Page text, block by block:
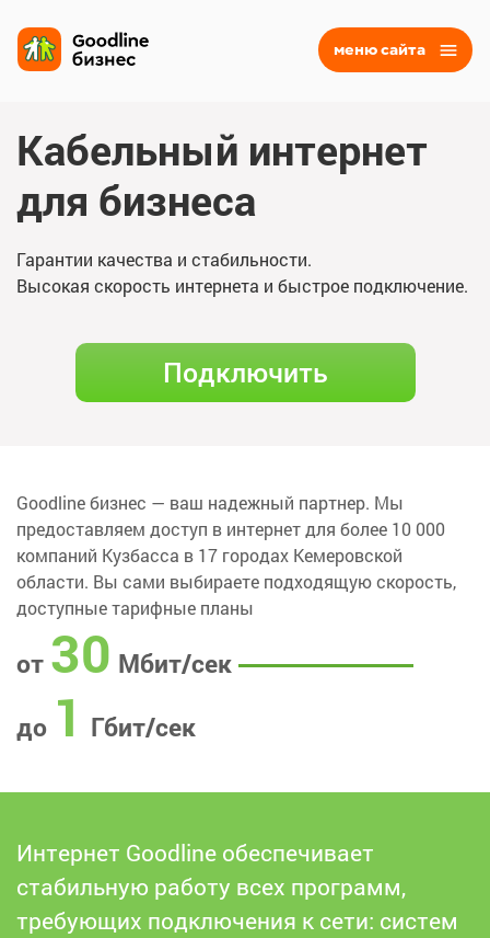
меню сайта
Кабельный интернет
для бизнеса
Гарантии качества и стабильности.
Высокая скорость интернета и быстрое подключение.
Подключить
Goodline бизнес — ваш надежный партнер. Мы
предоставляем доступ в интернет для более 10 000
компаний Кузбасса в 17 городах Кемеровской
области. Вы сами выбираете подходящую скорость,
доступные тарифные планы
от 30 Мбит/сек
до 1 Гбит/сек
Интернет Goodline обеспечивает
стабильную работу всех программ,
требующих подключения к сети: систем